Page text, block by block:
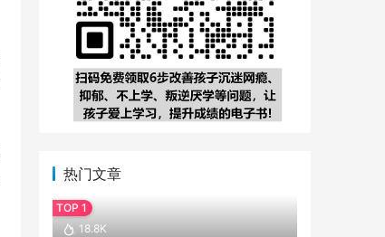
热门文章
18.8K